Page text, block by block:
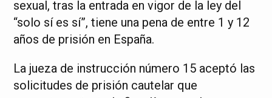
sexual, tras la entrada en vigor de la ley del
“solo sí es sí”, tiene una pena de entre 1 y 12
años de prisión en España.
La jueza de instrucción número 15 aceptó las
solicitudes de prisión cautelar que